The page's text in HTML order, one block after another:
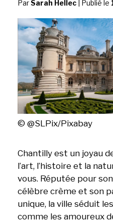
ParSarah Hellec Publié le
© @SLPix/Pixabay
Chantilly est un joyau
l’art, l’histoire et la
vous. Réputée pour
célèbre crème et son
unique, la ville séduit
comme les amoureux